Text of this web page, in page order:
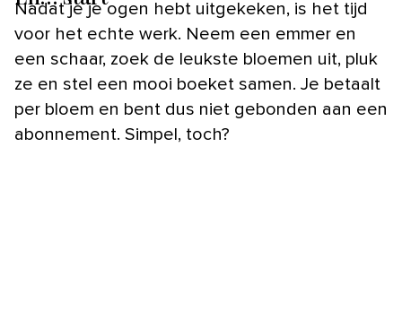
Nadat je je ogen hebt uitgekeken, is het tijd
voor het echte werk. Neem een emmer en
een schaar, zoek de leukste bloemen uit, pluk
ze en stel een mooi boeket samen. Je betaalt
per bloem en bent dus niet gebonden aan een
abonnement. Simpel, toch?